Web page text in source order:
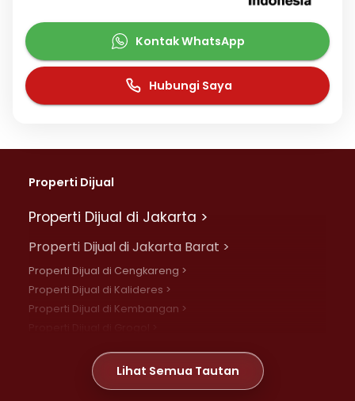
Kontak WhatsApp
Hubungi Saya
Properti Dijual
Properti Dijual di Jakarta >
Properti Dijual di Jakarta Barat >
Properti Dijual di Cengkareng >
Properti Dijual di Kalideres >
Properti Dijual di Kembangan >
Properti Dijual di Meruya >
Properti Dijual di Jelambar >
Lihat Semua Tautan